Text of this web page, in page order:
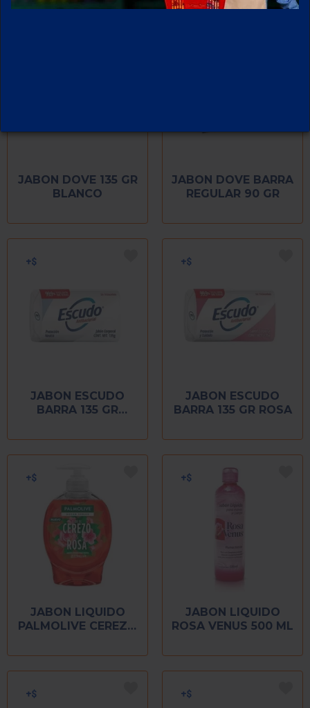
JABON DOVE 135 GR
BLANCO
JABON DOVE BARRA
REGULAR 90 GR
JABON ESCUDO
BARRA 135 GR
JABON ESCUDO
BARRA 135 GR ROSA
JABON LIQUIDO
PALMOLIVE CEREZO
JABON LIQUIDO
ROSA VENUS 500 ML